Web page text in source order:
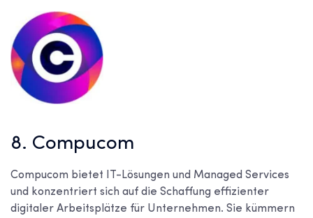
8. Compucom
Compucom bietet IT-Lösungen und Managed Services
und konzentriert sich auf die Schaffung effizienter
digitaler Arbeitsplätze für Unternehmen. Sie kümmern